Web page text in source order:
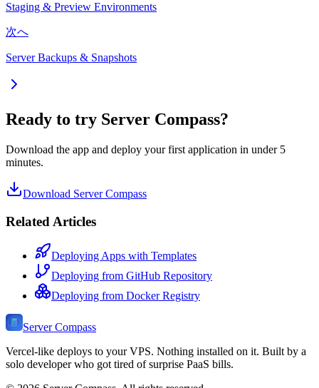
Staging & Preview Environments
次へ
Server Backups & Snapshots
Ready to try Server Compass?
Download the app and deploy your first application in under 5
minutes.
Download Server Compass
Related Articles
Deploying Apps with Templates
Deploying from GitHub Repository
Deploying from Docker Registry
Server Compass
Vercel-like deploys to your VPS. Nothing installed on it. Built by a
solo developer who got tired of surprise PaaS bills.